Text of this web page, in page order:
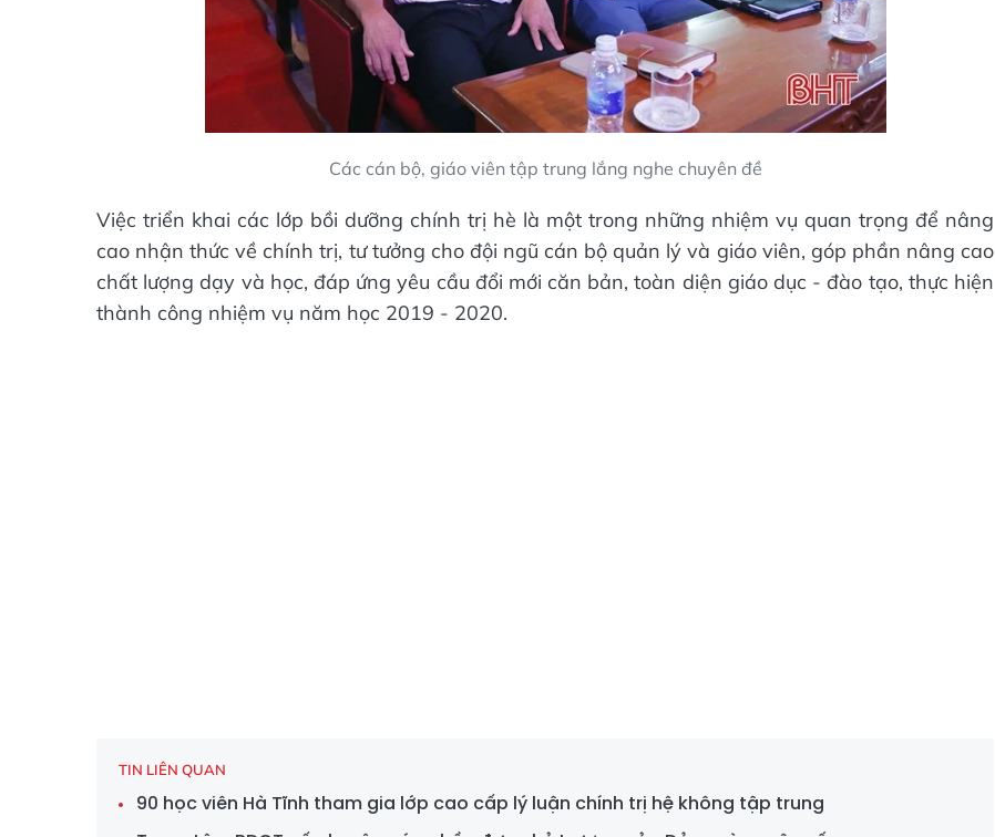
Các cán bộ, giáo viên tập trung lắng nghe chuyên đề
Việc triển khai các lớp bồi dưỡng chính trị hè là một trong những nhiệm vụ quan trọng để nâng
cao nhận thức về chính trị, tư tưởng cho đội ngũ cán bộ quản lý và giáo viên, góp phần nâng cao
chất lượng dạy và học, đáp ứng yêu cầu đổi mới căn bản, toàn diện giáo dục - đào tạo, thực hiện
thành công nhiệm vụ năm học 2019 - 2020.
TIN LIÊN QUAN
90 học viên Hà Tĩnh tham gia lớp cao cấp lý luận chính trị hệ không tập trung